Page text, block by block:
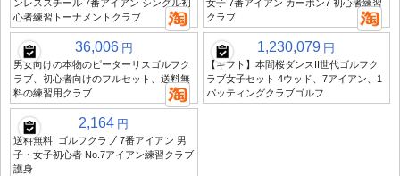
ンレススチール 7番アイアン シングル初
心者練習トーナメントクラブ
女子 7番アイアン カーボン7 初心者練習
クラブ
36,006 円
男女向けの本物のピーターリスゴルフク
ラブ、初心者向けのフルセット、送料無
料の練習用クラブ
1,230,079 円
【ギフト】本間桜ダンスII世代ゴルフク
ラブ女子セット 4ウッド、7アイアン、1
パッティングクラブゴルフ
2,164 円
送料無料! ゴルフクラブ 7番アイアン 男
子・女子初心者 No.7アイアン練習クラブ
護身